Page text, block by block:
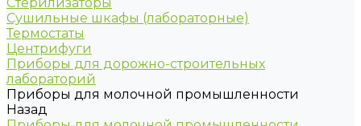
Сушильные шкафы (лабораторные)
Термостаты
Центрифуги
Приборы для дорожно-строительных
лабораторий
Приборы для молочной промышленности
Назад